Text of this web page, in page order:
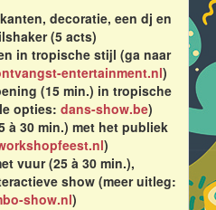
decoratie, een dj en
(5 acts)
in tropische stijl (ga naar
entertainment.nl)
(15 min.) in tropische
opties: dans-show.be)
à 30 min.) met het publiek
)
vuur (25 à 30 min.),
show (meer uitleg:
show.nl)